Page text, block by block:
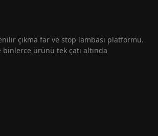
çıkma far ve stop lambası platformu.
binlerce ürünü tek çatı altında